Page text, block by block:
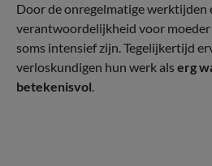
Door de onregelmatige werktijden
verantwoordelijkheid voor
soms intensief zijn. Tegelijkertijd
verloskundigen hun werk als erg
betekenisvol.